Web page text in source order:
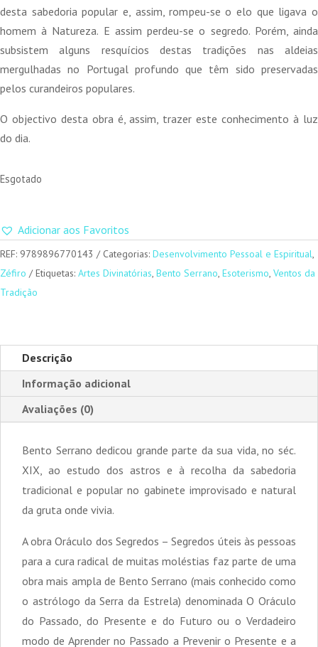
desta sabedoria popular e, assim, rompeu-se o elo que ligava o
homem à Natureza. E assim perdeu-se o segredo. Porém, ainda
subsistem alguns resquícios destas tradições nas aldeias
mergulhadas no Portugal profundo que têm sido preservadas
pelos curandeiros populares.
O objectivo desta obra é, assim, trazer este conhecimento à luz
do dia.
Esgotado
Adicionar aos Favoritos
REF: 9789896770143 Categorias: Desenvolvimento Pessoal e Espiritual,
Zéfiro
Etiquetas: Artes Divinatórias, Bento Serrano, Esoterismo, Ventos da
Tradição
Descrição
Informação adicional
Avaliações (0)
Bento Serrano dedicou grande parte da sua vida, no séc.
XIX, ao estudo dos astros e à recolha da sabedoria
tradicional e popular no gabinete improvisado e natural
da gruta onde vivia.
A obra Oráculo dos Segredos – Segredos úteis às pessoas
para a cura radical de muitas moléstias faz parte de uma
obra mais ampla de Bento Serrano (mais conhecido como
o astrólogo da Serra da Estrela) denominada O Oráculo
do Passado, do Presente e do Futuro ou o Verdadeiro
modo de Aprender no Passado a Prevenir o Presente e a